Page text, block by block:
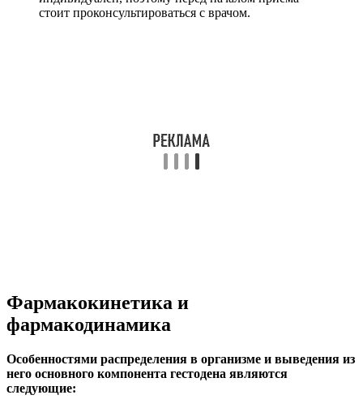
стоит проконсультироваться с врачом.
Фармакокинетика и
фармакодинамика
Особенностями распределения в организме и выведения из
него основного компонента гестодена являются
следующие: